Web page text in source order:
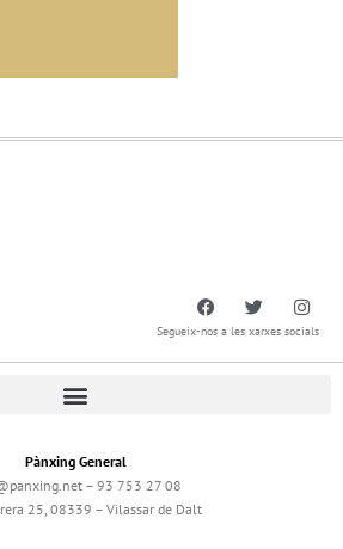
Segueix-nos a les xarxes socials
Pànxing General
– 93 753 27 08
25, 08339 – Vilassar de Dalt